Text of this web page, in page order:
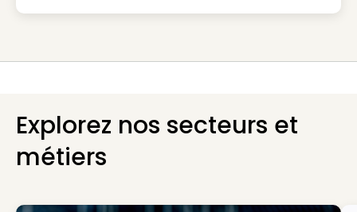
Explorez nos secteurs et
métiers